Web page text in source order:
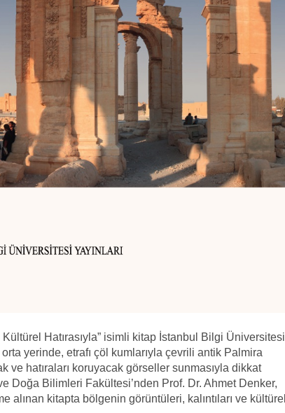
Hatırasıyla” isimli kitap İstanbul Bilgi Üniversitesi
orta yerinde, etrafı çöl kumlarıyla çevrili antik Palmira
ve hatıraları koruyacak görseller sunmasıyla dikkat
Doğa Bilimleri Fakültesi’nden Prof. Dr. Ahmet Denker,
kitapta bölgenin görüntüleri, kalıntıları ve kültürel